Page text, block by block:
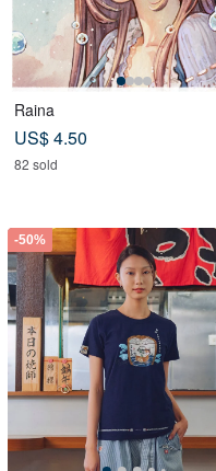
Raina
US$ 4.50
82 sold
-50%